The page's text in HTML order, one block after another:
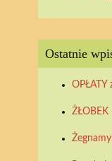
Ostatnie
OPŁATY
ŻŁOBEK